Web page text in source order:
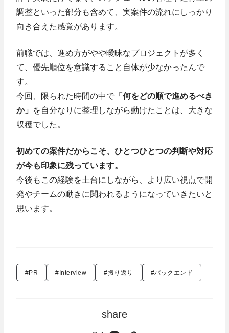
調整といった部分も含めて、実案件の流れにしっかり
向き合えた感覚があります。
前職では、進め方がやや曖昧なプロジェクトが多く
て、優先順位を意識すること自体が少なかったんで
す。
今回、限られた時間の中で 「何をどの順で進めるべき
か」 を自分なりに整理しながら動けたことは、大きな
収穫でした。
初めての案件だからこそ、ひとつひとつの判断や対応
が今も印象に残っています。
今後もこの経験を土台にしながら、より広い視点で開
発やチームの動きに関われるようになっていきたいと
思います。
#PR #Interview #振り返り #バックエンド
share